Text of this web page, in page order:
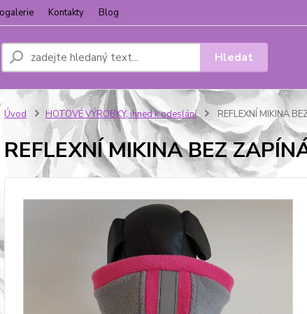
Kontakty Blog
Hledat
Úvod HOTOVÉ VÝROBKY, ihned k odeslání REFLEXNÍ MIKINA
REFLEXNÍ MIKINA BEZ